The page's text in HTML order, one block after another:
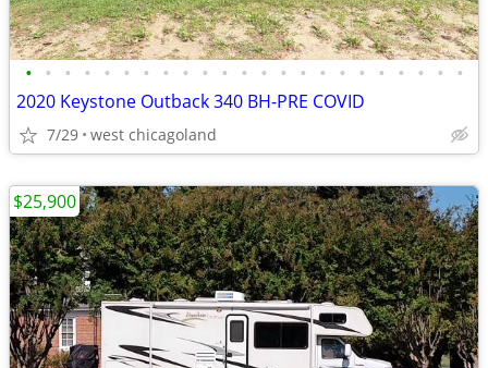
• • • • • • • • • • • • • • • • • • • • • • •
2020 Keystone Outback 340 BH-PRE COVID
7/29 west chicagoland
$25,900